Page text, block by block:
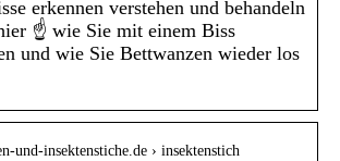
erkennen verstehen und behandeln
☝ wie Sie mit einem Biss
und wie Sie Bettwanzen wieder los
und-insektenstiche.de › insektenstich